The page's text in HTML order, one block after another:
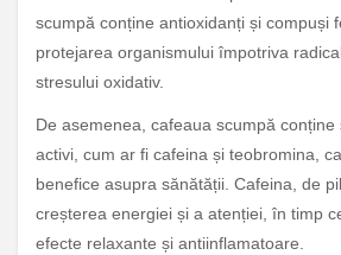
scumpă conține antioxidanți și compuși
protejarea organismului împotriva
stresului oxidativ.
De asemenea, cafeaua scumpă conține
activi, cum ar fi cafeina și teobromina,
benefice asupra sănătății. Cafeina, de
creșterea energiei și a atenției, în timp
efecte relaxante și antiinflamatoare.